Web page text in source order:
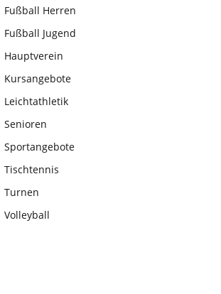
Fußball Herren
Fußball Jugend
Hauptverein
Kursangebote
Leichtathletik
Senioren
Sportangebote
Tischtennis
Turnen
Volleyball